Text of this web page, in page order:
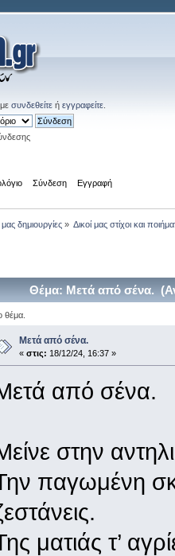
συνδεθείτε ή εγγραφείτε
Σύνδεση Εγγραφή
μας δημιουργίες» Δικοί μας στίχοι και
Θέμα: Μετά από σένα.
θέμα.
Μετά από σένα.
« στις: 18/12/24, 16:37 »
από σένα.
στην
παγωμένη
ματιάς τ’